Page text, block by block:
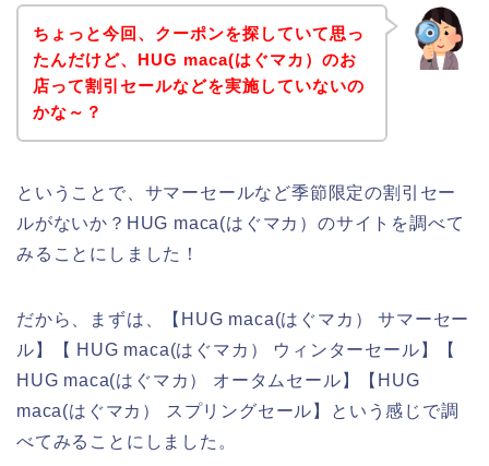
ちょっと今回、クーポンを探していて思っ
たんだけど、HUG maca(はぐマカ）のお
店って割引セールなどを実施していないの
かな～？
ということで、サマーセールなど季節限定の割引セー
ルがないか？HUG maca(はぐマカ）のサイトを調べて
みることにしました！
だから、まずは、【HUG maca(はぐマカ） サマーセー
ル】【 HUG maca(はぐマカ） ウィンターセール】【
HUG maca(はぐマカ） オータムセール】【HUG
maca(はぐマカ） スプリングセール】という感じで調
べてみることにしました。